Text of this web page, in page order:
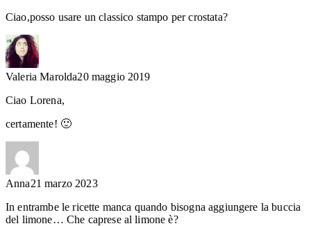
Ciao,posso usare un classico stampo per crostata?
Valeria Marolda20 maggio 2019
Ciao Lorena,
certamente! 🙂
Anna21 marzo 2023
In entrambe le ricette manca quando bisogna aggiungere la buccia
del limone… Che caprese al limone è?